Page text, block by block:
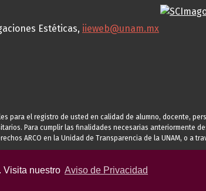
Visita nuestro Aviso de Privacidad
Estéticas, iieweb@unam.mx
para el registro de usted en calidad de alumno, docente,
Para cumplir las finalidades necesarias anteriormente
ARCO en la Unidad de Transparencia de la UNAM, o a